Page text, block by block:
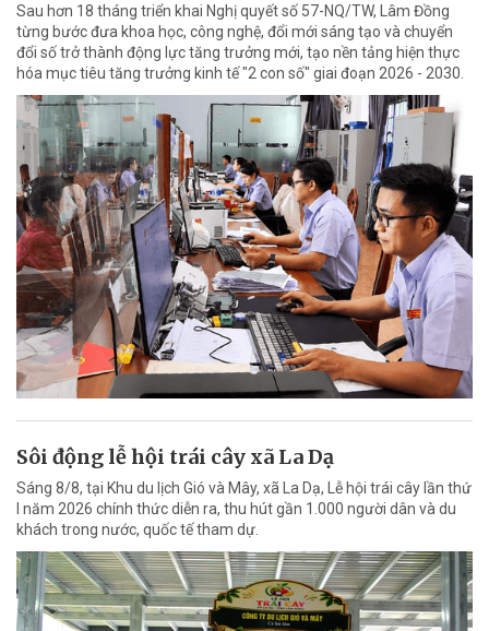
Sau hơn 18 tháng triển khai Nghị quyết số 57-NQ/TW, Lâm Đồng
từng bước đưa khoa học, công nghệ, đổi mới sáng tạo và chuyển
đổi số trở thành động lực tăng trưởng mới, tạo nền tảng hiện thực
hóa mục tiêu tăng trưởng kinh tế "2 con số" giai đoạn 2026 - 2030.
Sôi động lễ hội trái cây xã La Dạ
Sáng 8/8, tại Khu du lịch Gió và Mây, xã La Dạ, Lễ hội trái cây lần thứ
I năm 2026 chính thức diễn ra, thu hút gần 1.000 người dân và du
khách trong nước, quốc tế tham dự.